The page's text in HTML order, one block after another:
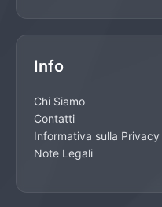
Info
Chi Siamo
Contatti
Informativa sulla Privacy
Note Legali